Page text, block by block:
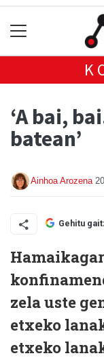
‘A bai,
batean’
Ainhoa Arozena
Gehitu
zela uste
etxeko
etxeko